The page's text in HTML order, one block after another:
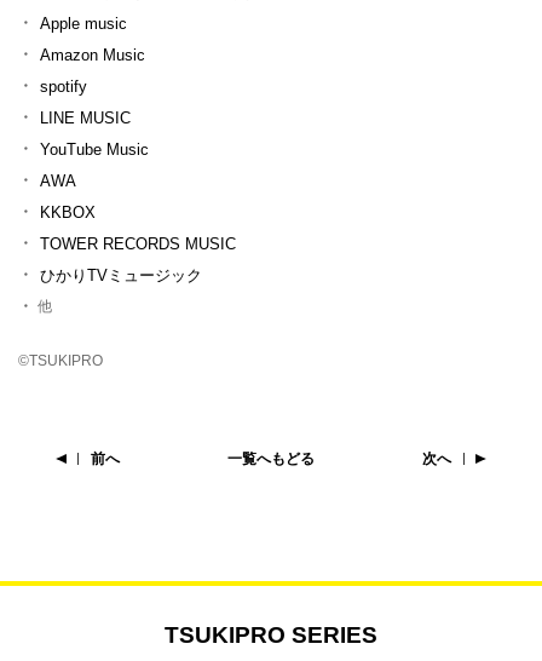
Apple music
Amazon Music
spotify
LINE MUSIC
YouTube Music
AWA
KKBOX
TOWER RECORDS MUSIC
ひかりTVミュージック
他
©TSUKIPRO
前へ 一覧へもどる 次へ
TSUKIPRO SERIES